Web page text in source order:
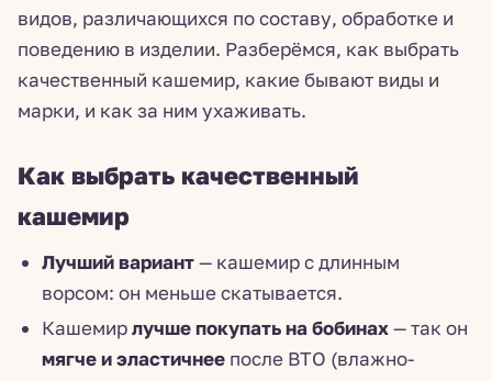
видов, различающихся по составу, обработке и
поведению в изделии. Разберёмся, как выбрать
качественный кашемир, какие бывают виды и
марки, и как за ним ухаживать.
Как выбрать качественный
кашемир
Лучший вариант— кашемир с длинным
ворсом: он меньше скатывается.
Кашемирлучше покупать на бобинах— так он
мягче и эластичнее после ВТО (влажно-